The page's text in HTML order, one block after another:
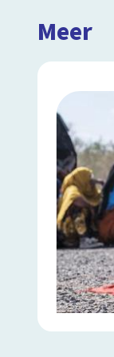
Meer